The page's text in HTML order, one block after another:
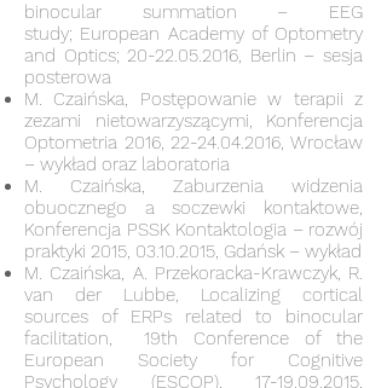
binocular summation – EEG
study; European Academy of Optometry
and Optics; 20-22.05.2016, Berlin – sesja
posterowa
M. Czaińska, Postępowanie w terapii z
zezami nietowarzyszącymi, Konferencja
Optometria 2016, 22-24.04.2016, Wrocław
– wykład oraz laboratoria
M. Czaińska, Zaburzenia widzenia
obuocznego a soczewki kontaktowe,
Konferencja PSSK Kontaktologia – rozwój
praktyki 2015, 03.10.2015, Gdańsk – wykład
M. Czaińska, A. Przekoracka-Krawczyk, R.
van der Lubbe, Localizing cortical
sources of ERPs related to binocular
facilitation, 19th Conference of the
European Society for Cognitive
Psychology (ESCOP), 17-19.09.2015,